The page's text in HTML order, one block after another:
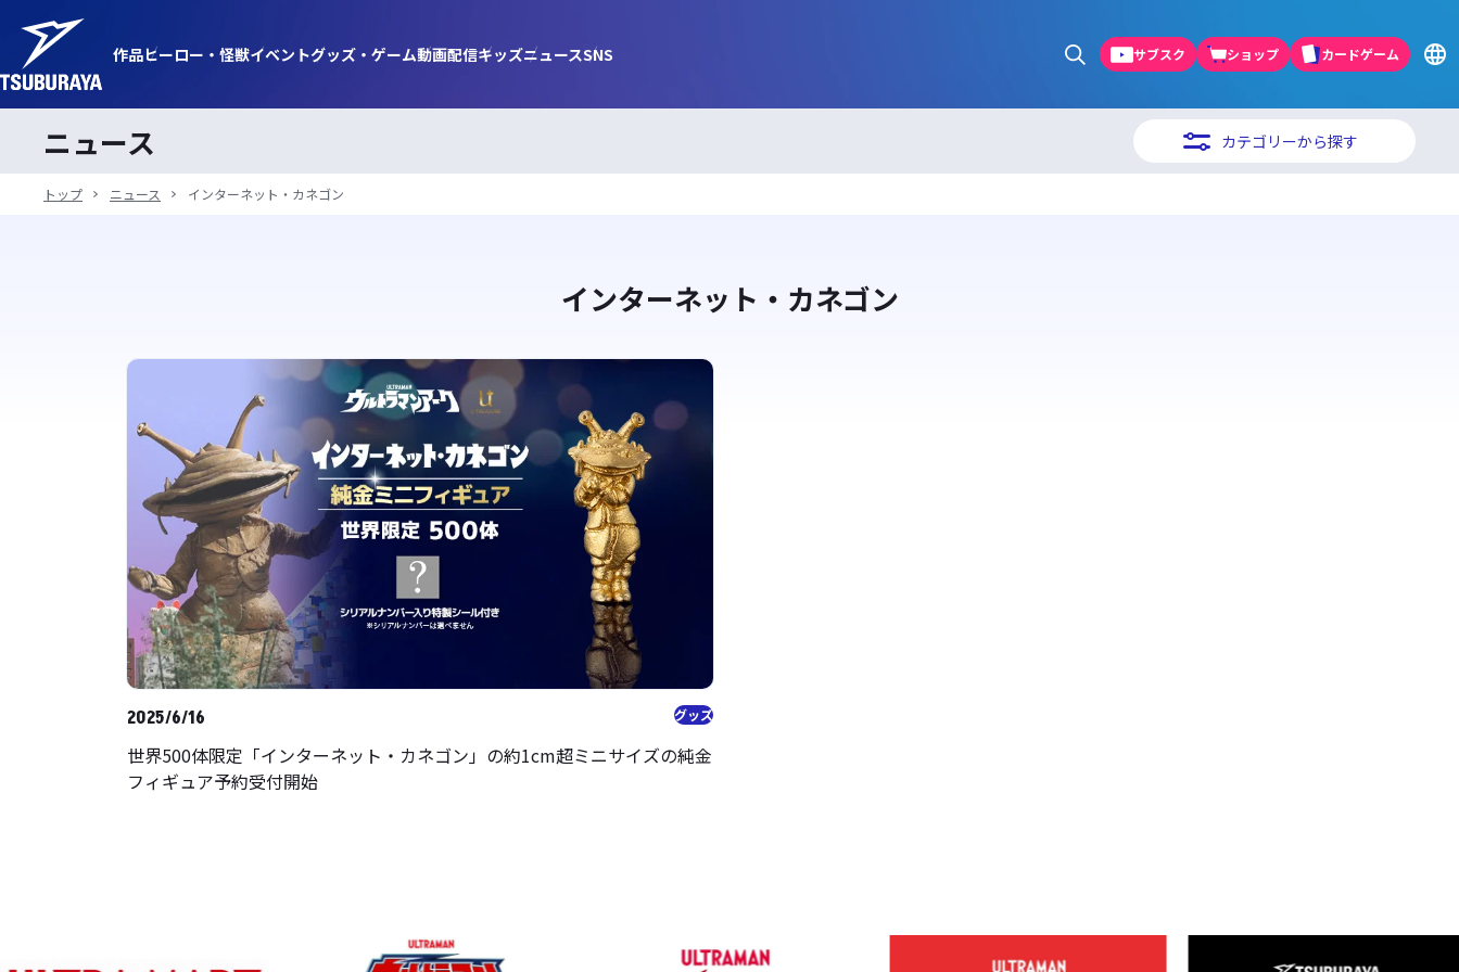
作品ヒーロー・ 怪獣イベントグッズ・ ゲーム動画配信キッズニュースSNS サブスク ショップ カードゲーム
ニュース カテゴリーから探す
トップ ニュース インターネット・カネゴン
インターネット・カネゴン
2025/6/16 グッズ
世界500体限定「インターネット・カネゴン」の約1cm超ミニサイズの純金
フィギュア予約受付開始